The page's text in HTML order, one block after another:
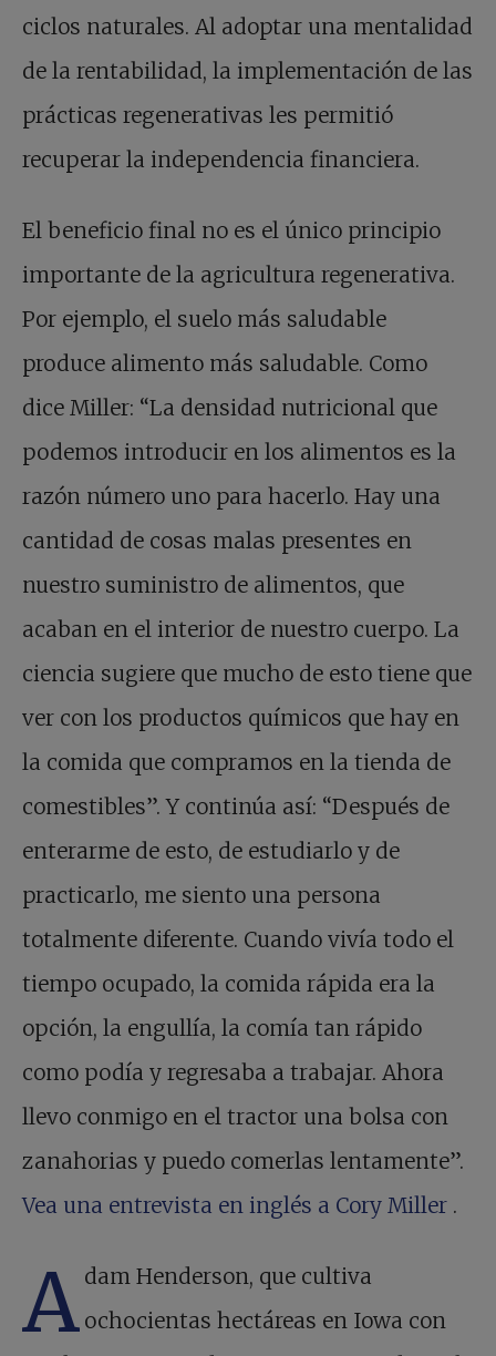
ciclos naturales. Al adoptar una mentalidad
de la rentabilidad, la implementación de las
prácticas regenerativas les permitió
recuperar la independencia financiera.
El beneficio final no es el único principio
importante de la agricultura regenerativa.
Por ejemplo, el suelo más saludable
produce alimento más saludable. Como
dice Miller: “La densidad nutricional que
podemos introducir en los alimentos es la
razón número uno para hacerlo. Hay una
cantidad de cosas malas presentes en
nuestro suministro de alimentos, que
acaban en el interior de nuestro cuerpo. La
ciencia sugiere que mucho de esto tiene que
ver con los productos químicos que hay en
la comida que compramos en la tienda de
comestibles”. Y continúa así: “Después de
enterarme de esto, de estudiarlo y de
practicarlo, me siento una persona
totalmente diferente. Cuando vivía todo el
tiempo ocupado, la comida rápida era la
opción, la engullía, la comía tan rápido
como podía y regresaba a trabajar. Ahora
llevo conmigo en el tractor una bolsa con
zanahorias y puedo comerlas lentamente”.
Vea una entrevista en inglés a Cory Miller .
A dam Henderson, que cultiva
ochocientas hectáreas en Iowa con